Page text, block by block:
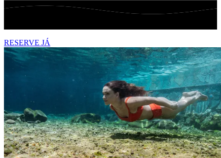
RESERVE JÁ